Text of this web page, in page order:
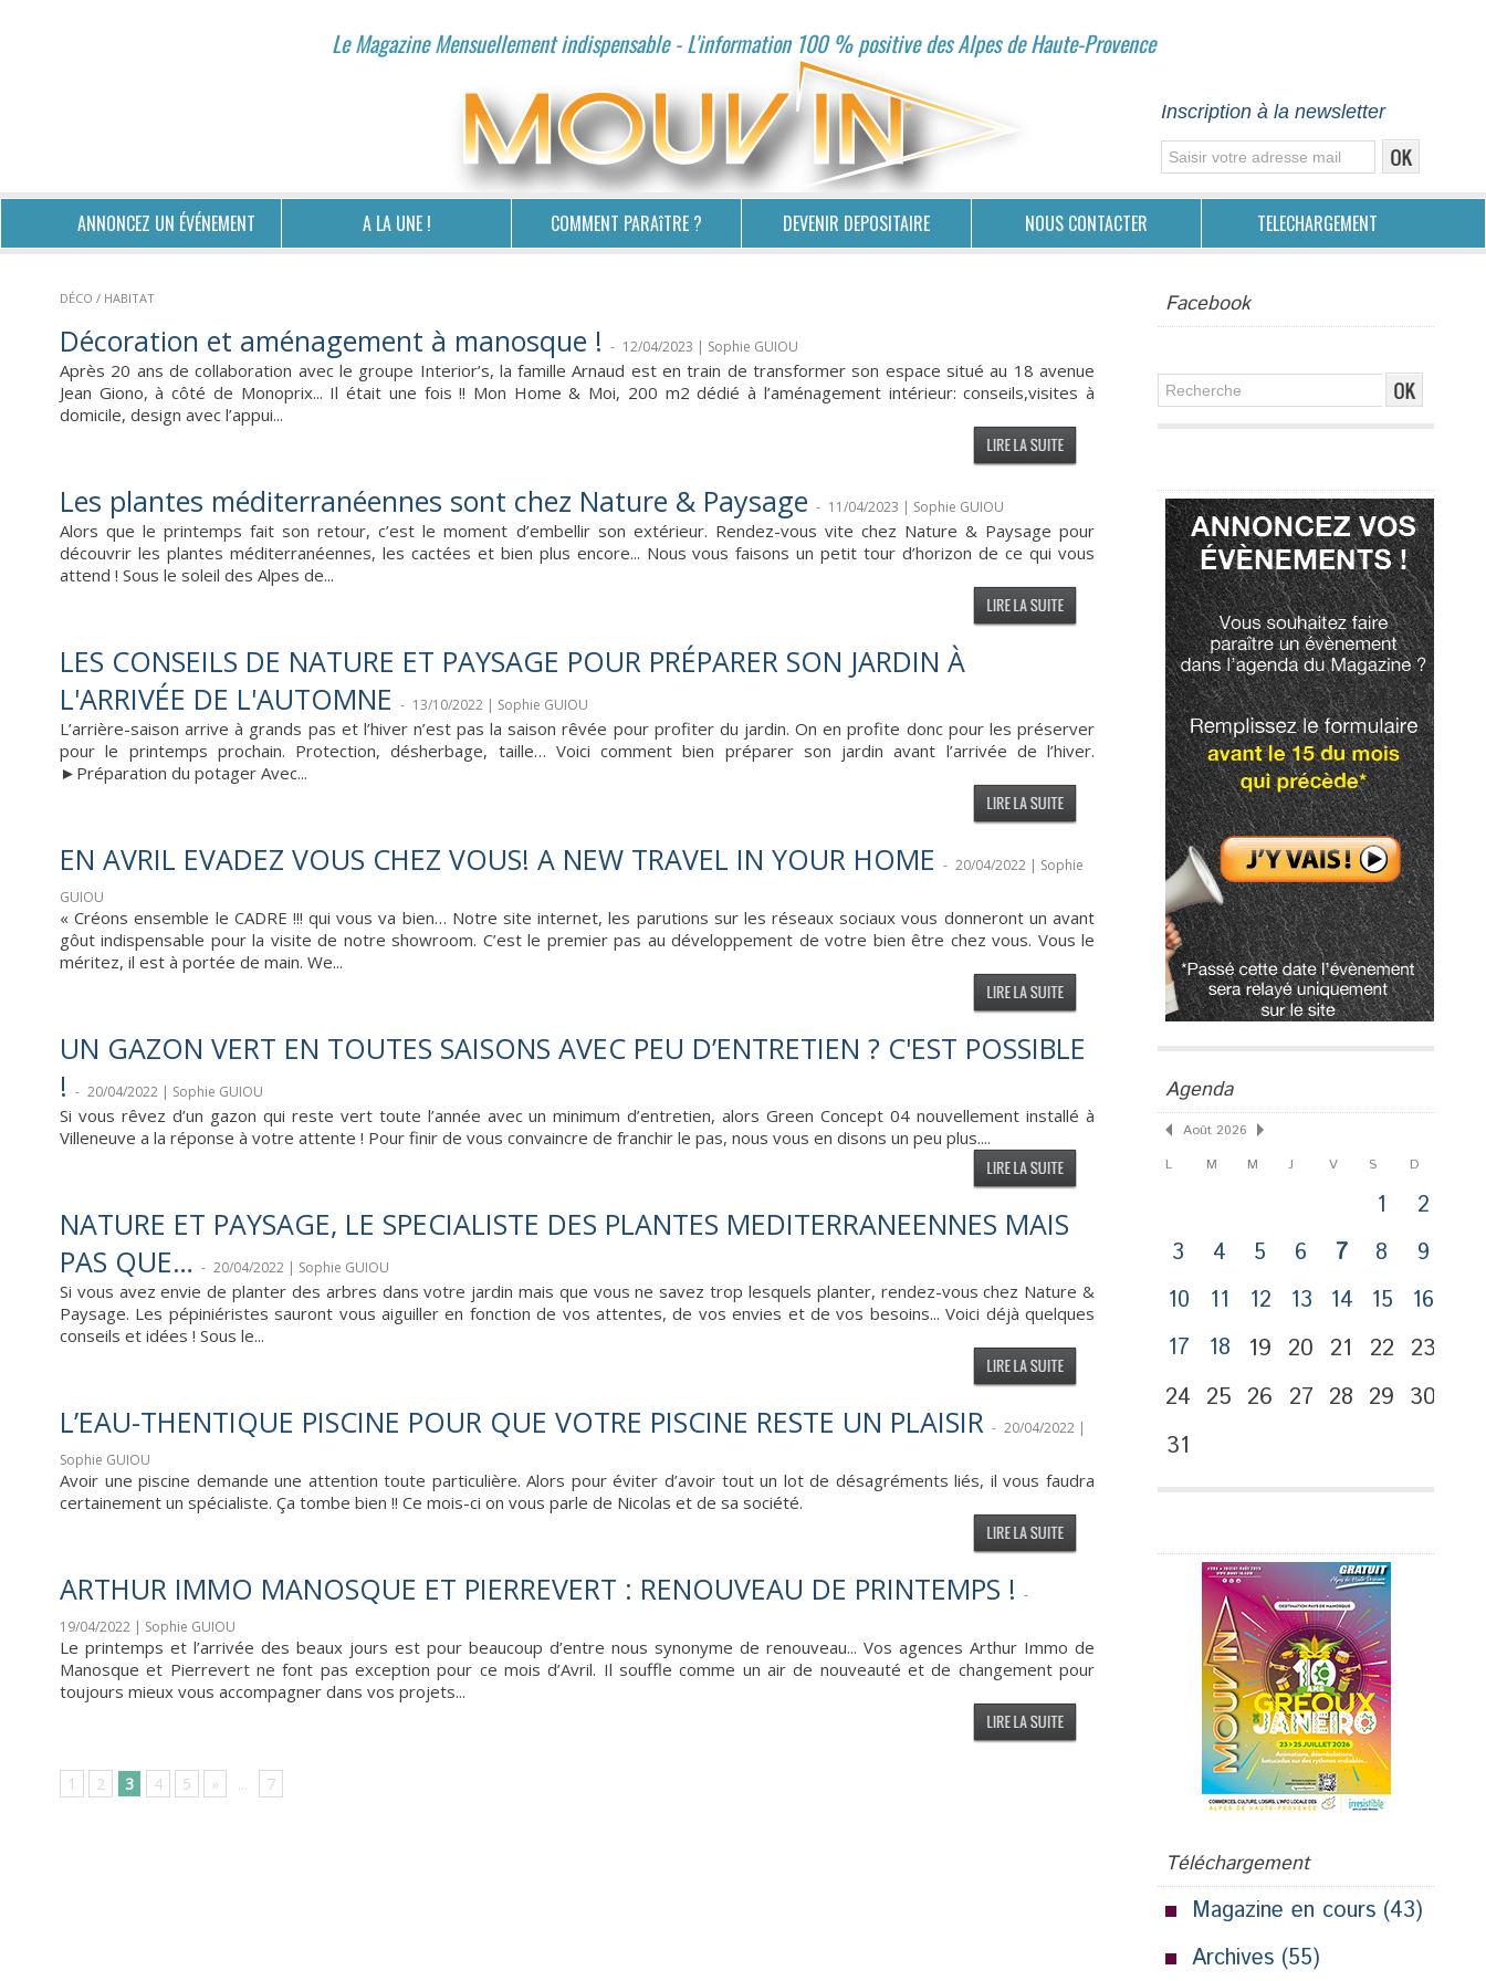
Le Magazine Mensuellement indispensable - L'information 100 % positive des Alpes de Haute-Provence
Inscription à la newsletter
ANNONCEZ UN ÉVÉNEMENT A LA UNE ! COMMENT PARAîTRE ? DEVENIR DEPOSITAIRE NOUS CONTACTER TELECHARGEMENT
DÉCO / HABITAT
Décoration et aménagement à manosque ! - 12/04/2023 | Sophie GUIOU
Après 20 ans de collaboration avec le groupe Interior’s, la famille Arnaud est en train de transformer son espace situé au 18 avenue
Jean Giono, à côté de Monoprix... Il était une fois !! Mon Home & Moi, 200 m2 dédié à l’aménagement intérieur: conseils,visites à
domicile, design avec l’appui...
Les plantes méditerranéennes sont chez Nature & Paysage - 11/04/2023 | Sophie GUIOU
Alors que le printemps fait son retour, c’est le moment d’embellir son extérieur. Rendez-vous vite chez Nature & Paysage pour
découvrir les plantes méditerranéennes, les cactées et bien plus encore... Nous vous faisons un petit tour d’horizon de ce qui vous
attend ! Sous le soleil des Alpes de...
LES CONSEILS DE NATURE ET PAYSAGE POUR PRÉPARER SON JARDIN À
L'ARRIVÉE DE L'AUTOMNE - 13/10/2022 | Sophie GUIOU
L’arrière-saison arrive à grands pas et l’hiver n’est pas la saison rêvée pour profiter du jardin. On en profite donc pour les préserver
pour le printemps prochain. Protection, désherbage, taille… Voici comment bien préparer son jardin avant l’arrivée de l’hiver.
►Préparation du potager Avec...
EN AVRIL EVADEZ VOUS CHEZ VOUS! A NEW TRAVEL IN YOUR HOME - 20/04/2022 | Sophie
GUIOU
« Créons ensemble le CADRE !!! qui vous va bien… Notre site internet, les parutions sur les réseaux sociaux vous donneront un avant
gôut indispensable pour la visite de notre showroom. C’est le premier pas au développement de votre bien être chez vous. Vous le
méritez, il est à portée de main. We...
UN GAZON VERT EN TOUTES SAISONS AVEC PEU D’ENTRETIEN ? C'EST POSSIBLE
! - 20/04/2022 | Sophie GUIOU
Si vous rêvez d’un gazon qui reste vert toute l’année avec un minimum d’entretien, alors Green Concept 04 nouvellement installé à
Villeneuve a la réponse à votre attente ! Pour finir de vous convaincre de franchir le pas, nous vous en disons un peu plus....
NATURE ET PAYSAGE, LE SPECIALISTE DES PLANTES MEDITERRANEENNES MAIS
PAS QUE… - 20/04/2022 | Sophie GUIOU
Si vous avez envie de planter des arbres dans votre jardin mais que vous ne savez trop lesquels planter, rendez-vous chez Nature &
Paysage. Les pépiniéristes sauront vous aiguiller en fonction de vos attentes, de vos envies et de vos besoins... Voici déjà quelques
conseils et idées ! Sous le...
L’EAU-THENTIQUE PISCINE POUR QUE VOTRE PISCINE RESTE UN PLAISIR - 20/04/2022 |
Sophie GUIOU
Avoir une piscine demande une attention toute particulière. Alors pour éviter d’avoir tout un lot de désagréments liés, il vous faudra
certainement un spécialiste. Ça tombe bien !! Ce mois-ci on vous parle de Nicolas et de sa société.
ARTHUR IMMO MANOSQUE ET PIERREVERT : RENOUVEAU DE PRINTEMPS ! -
19/04/2022 | Sophie GUIOU
Le printemps et l’arrivée des beaux jours est pour beaucoup d’entre nous synonyme de renouveau... Vos agences Arthur Immo de
Manosque et Pierrevert ne font pas exception pour ce mois d’Avril. Il souffle comme un air de nouveauté et de changement pour
toujours mieux vous accompagner dans vos projets...
1 2 3 4 5 » ... 7
Facebook
Agenda
Août 2026
L
M M J V S D
1
2
3
4 5 6 7 8
9
10
11 12 13 14 15
16
17
18 19 20 21 22 23
24 25 26 27 28 29 30
31
Téléchargement
Magazine en cours (43)
Archives (55)